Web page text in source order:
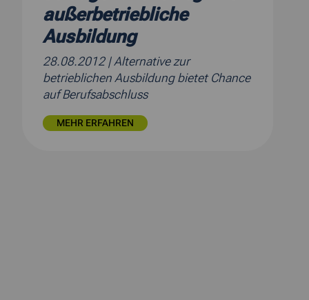
außerbetriebliche
Ausbildung
28.08.2012 | Alternative zur
betrieblichen Ausbildung bietet Chance
auf Berufsabschluss
MEHR ERFAHREN